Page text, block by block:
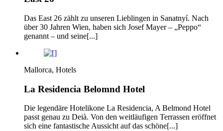
Das East 26 zählt zu unseren Lieblingen in Sanatnyí. Nach
über 30 Jahren Wien, haben sich Josef Mayer – „Peppo“
genannt – und seine[...]
Mallorca, Hotels
La Residencia Belomnd Hotel
Die legendäre Hotelikone La Residencia, A Belmond Hotel
passt genau zu Deià. Von den weitläufigen Terrassen eröffnet
sich eine fantastische Aussicht auf das schöne[...]